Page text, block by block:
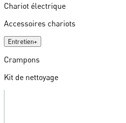
Chariot électrique
Accessoires chariots
Entretien+
Crampons
Kit de nettoyage